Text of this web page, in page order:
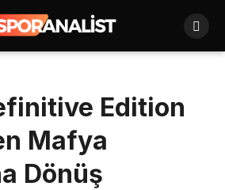
Edition
Mafya
Dönüş